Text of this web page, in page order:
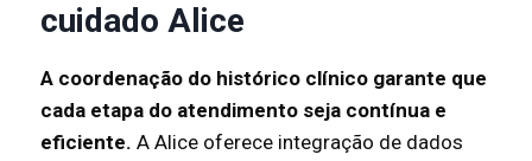
cuidado Alice
A coordenação do histórico clínico garante que
cada etapa do atendimento seja contínua e
eficiente. A Alice oferece integração de dados